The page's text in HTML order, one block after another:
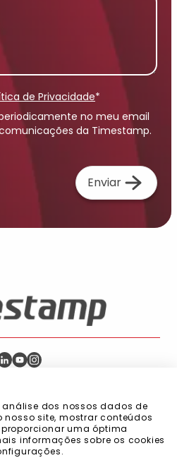
de Privacidade*
no meu email
da Timestamp.
Enviar
da Informação
Conduta de Prevenção
de Gestão Integrado
Sistema de Gestão
com a sustentabilidade
dos nossos dados de
site, mostrar conteúdos
uma óptima
informações sobre os cookies